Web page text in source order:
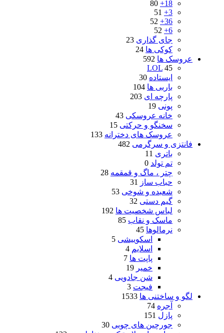
80
51
52
52
جای گذاری 23
کوکی ها 24
عروسک ها 592
LOL
ایستاده 30
باربی ها 104
پارچه ای 203
پونی
19
خانه عروسکی 43
سخنگو و حرکتی 15
عروسک های دخترانه 133
فانتزی و سرگرمی 482
باتری
11
تم تولد 0
چتر ، ماگ و قمقمه 28
حباب ساز 31
شعبده و شوخی 53
گیم دستی 32
لباس شخصیت ها 192
ماسک و نقاب 85
نرمالوها 45
اسکوییشی 5
اسلایم
4
پاپت ها 7
خمیر
19
شن جادویی 4
فیجت 3
لگو و ساختنی ها 1533
آجره
74
پازل
151
جورچین های چوبی 30